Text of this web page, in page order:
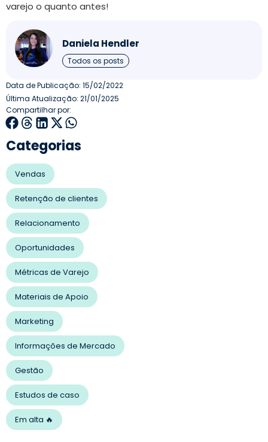
varejo o quanto antes!
Daniela Hendler
Todos os posts
Data de Publicação: 15/02/2022
Última Atualização: 21/01/2025
Compartilhar por:
Categorias
Vendas
Retenção de clientes
Relacionamento
Oportunidades
Métricas de Varejo
Materiais de Apoio
Marketing
Informações de Mercado
Gestão
Estudos de caso
Em alta 🔥